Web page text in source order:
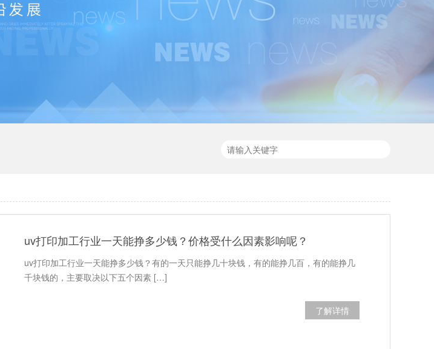
uv打印加工行业一天能挣多少钱？价格受什么因素影响呢？
uv打印加工行业一天能挣多少钱？有的一天只能挣几十块钱，有的能挣几百，有的能挣几
千块钱的，主要取决以下五个因素 […]
了解详情